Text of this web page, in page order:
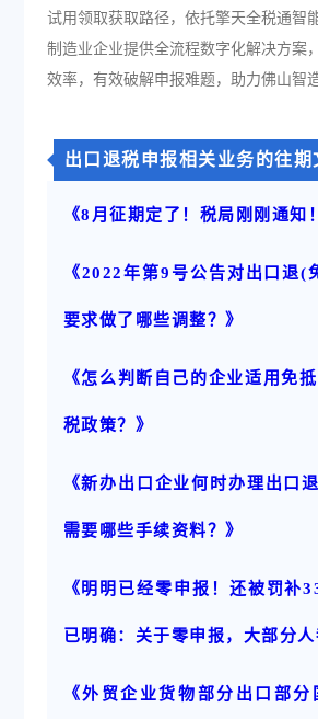
试用领取获取路径，依托擎天全税通智
制造业企业提供全流程数字化解决方案
效率，有效破解申报难题，助力佛山智
出口退税申报相关业务的往期
《8月征期定了！税局刚刚通知
《2022年第9号公告对出口退(
要求做了哪些调整？》
《怎么判断自己的企业适用免
税政策？》
《新办出口企业何时办理出口
需要哪些手续资料？》
《明明已经零申报！还被罚补
已明确：关于零申报，大部分人
《外贸企业货物部分出口部分